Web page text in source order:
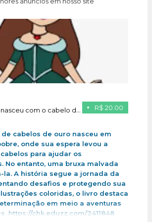
R$ 20.00
A menina que nasceu com o cabelo de ouro
cabelos de ouro nasceu em
onde sua espera levou a
para ajudar os
No entanto, uma bruxa malvada
la. A história segue a jornada da
desafios e protegendo sua
coloridas, o livro destaca
em meio a aventuras
.https://chk.eduzz.com/2411848